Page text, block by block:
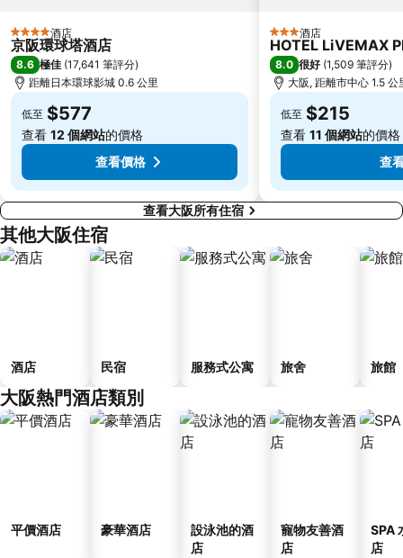
Kyoto Tower
Kyoto International Conference Center
Hankyu Umeda Honten
Nishikujo Station
Nara Park
Kawaramachi Station
4 星級 酒店
京阪環球塔酒店
8.6 極佳 (17,641 筆評分)
距離日本環球影城 0.6 公里
低至 $577
查看 12 個網站的價格
查看價格
3 星級酒店
HOTEL LiVEMAX
8.0 很好 (1,509 筆評分)
大阪, 距離市中心 1.5 公
低至 $215
查看 11 個網站的價格
查
查看大阪所有住宿
其他大阪住宿
酒店 民宿 服務式公寓 旅舍 旅館
大阪熱門酒店類別
平價酒店 豪華酒店
設泳池的酒
店
寵物友善酒
店
SPA
店